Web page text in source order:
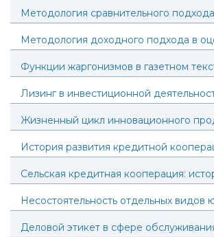
Методология сравнительного
Методология доходного подхода в
Функции жаргонизмов в газетном
Лизинг в инвестиционной
Жизненный цикл инновационного
История развития кредитной
Сельская кредитная кооперация:
Несостоятельность отдельных видов
Деловой этикет в сфере